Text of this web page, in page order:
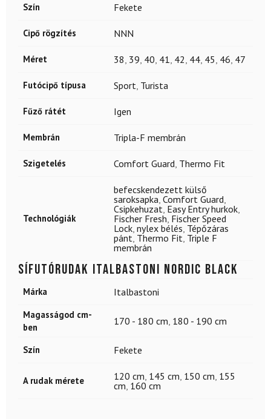
Szín Fekete
Cipő rögzítés NNN
Méret 38 39 40 41 42 44 45 46 47
Futócipő típusa Sport Turista
Fűző rátét Igen
Membrán Tripla-F membrán
Szigetelés Comfort Guard Thermo Fit
Technológiák
befecskendezett külső
saroksapka Comfort Guard
Csipkehuzat Easy Entry hurkok
Fischer Fresh Fischer Speed
Lock nylex bélés Tépőzáras
pánt Thermo Fit Triple F
membrán
Sífutórudak ITALBASTONI Nordic Black
Márka Italbastoni
Magasságod cm-
ben
170 - 180 cm 180 - 190 cm
Szín Fekete
A rudak mérete 120 cm 145 cm 150 cm 155
cm 160 cm